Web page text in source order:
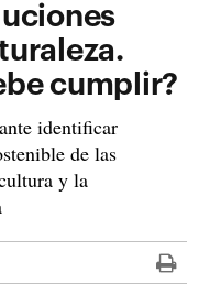
cumplir?
identificar
de las
y la